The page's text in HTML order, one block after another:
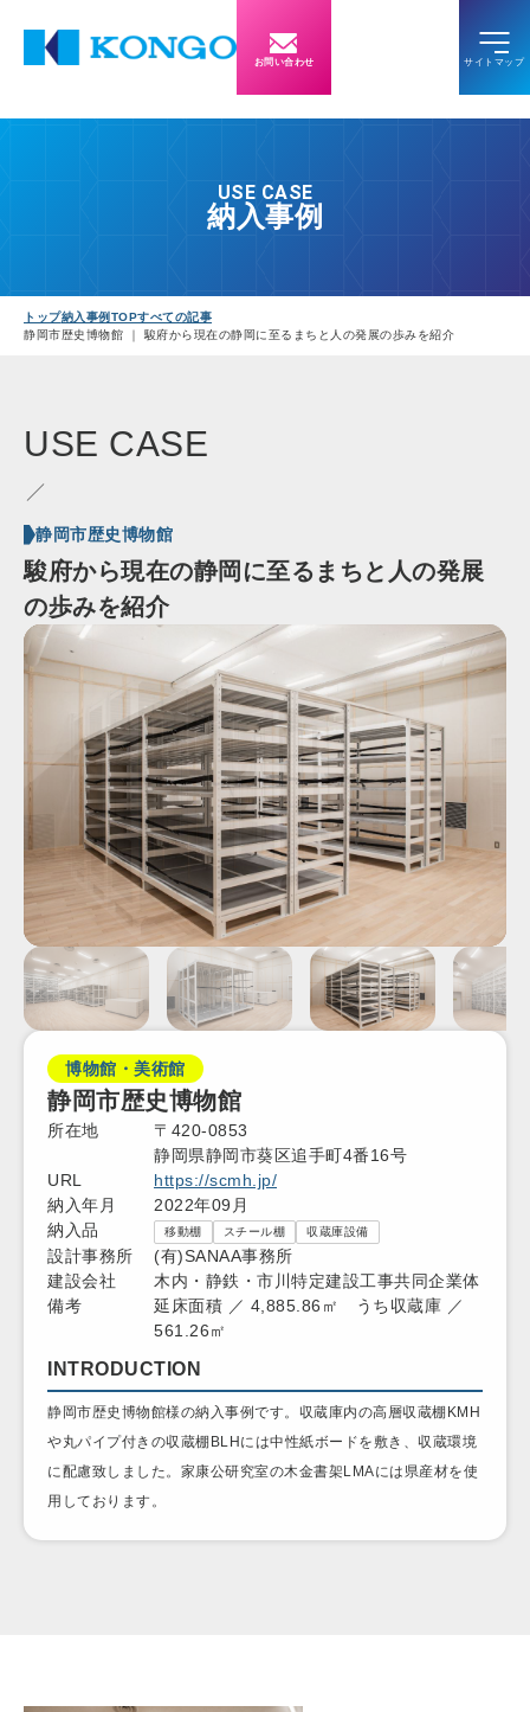
お問い合わせ
USE CASE
納入事例
トップ納入事例TOPすべての記事
静岡市歴史博物館 ｜ 駿府から現在の静岡に至るまちと人の発展の歩みを紹介
USE CASE
静岡市歴史博物館
駿府から現在の静岡に至るまちと人の発展
の歩みを紹介
博物館・美術館
静岡市歴史博物館
所在地
〒420-0853
静岡県静岡市葵区追手町4番16号
URL
https://scmh.jp/
納入年月
2022年09月
納入品
移動棚 スチール棚 収蔵庫設備
設計事務所
(有)SANAA事務所
建設会社
木内・静鉄・市川特定建設工事共同企業体
備考
延床面積 ／ 4,885.86㎡ うち収蔵庫 ／
561.26㎡
INTRODUCTION
静岡市歴史博物館様の納入事例です。収蔵庫内の高層収蔵棚KMH
や丸パイプ付きの収蔵棚BLHには中性紙ボードを敷き、収蔵環境
に配慮致しました。家康公研究室の木金書架LMAには県産材を使
用しております。